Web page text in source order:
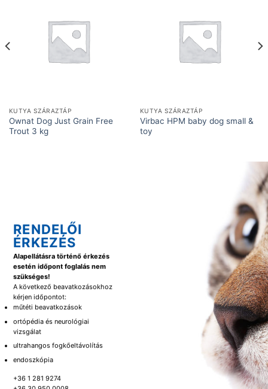
KUTYA SZÁRAZTÁP
Ownat Dog Just Grain Free
Trout 3 kg
KUTYA SZÁRAZTÁP
Virbac HPM baby dog small &
toy
RENDELŐI
ÉRKEZÉS
Alapellátásra történő érkezés
esetén időpont foglalás nem
szükséges!
A következő beavatkozásokhoz
kérjen időpontot:
műtéti beavatkozások
ortópédia és neurológiai
vizsgálat
ultrahangos fogkőeltávolítás
endoszkópia
+36 1 281 9274